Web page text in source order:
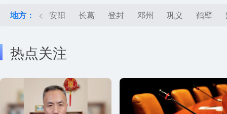
地方： < 安阳 长葛 登封 邓州 巩义 鹤壁
热点关注